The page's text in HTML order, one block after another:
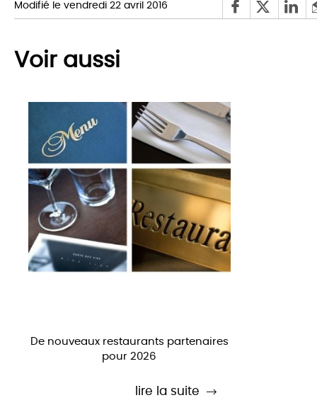
Modifié le vendredi 22 avril 2016
Voir aussi
De nouveaux restaurants partenaires
pour 2026
lire la suite